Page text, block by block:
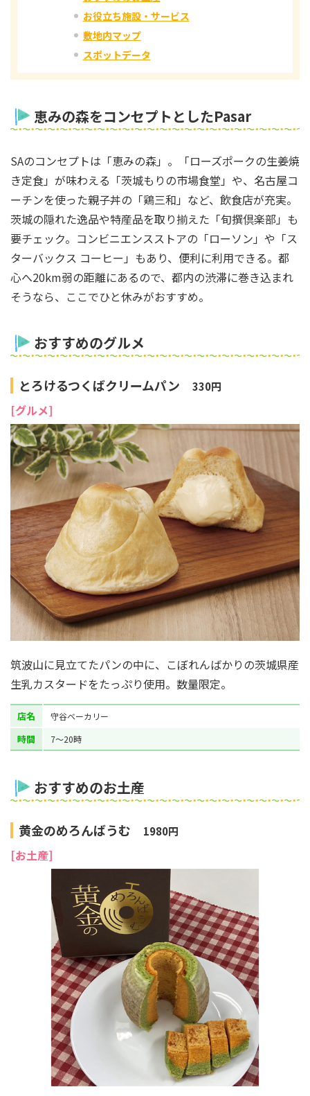
お役立ち施設・サービス
敷地内マップ
スポットデータ
恵みの森をコンセプトとしたPasar
SAのコンセプトは「恵みの森」。「ローズポークの生姜焼
き定食」が味わえる「茨城もりの市場食堂」や、名古屋コ
ーチンを使った親子丼の「鶏三和」など、飲食店が充実。
茨城の隠れた逸品や特産品を取り揃えた「旬撰倶楽部」も
要チェック。コンビニエンスストアの「ローソン」や「ス
ターバックス コーヒー」もあり、便利に利用できる。都
心へ20km弱の距離にあるので、都内の渋滞に巻き込まれ
そうなら、ここでひと休みがおすすめ。
おすすめのグルメ
とろけるつくばクリームパン 330円
[グルメ]
筑波山に見立てたパンの中に、こぼれんばかりの茨城県産
生乳カスタードをたっぷり使用。数量限定。
店名 守谷ベーカリー
時間 7～20時
おすすめのお土産
黄金のめろんばうむ 1980円
[お土産]